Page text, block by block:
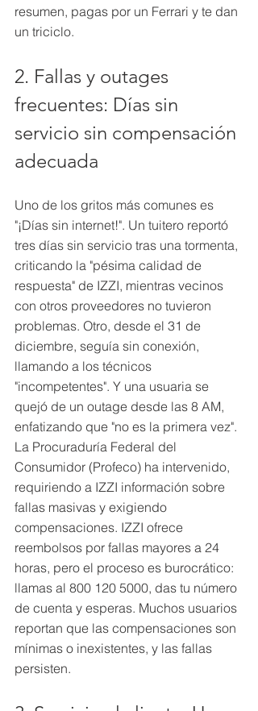
resumen, pagas por un Ferrari y te dan
un triciclo.
2. Fallas y outages
frecuentes: Días sin
servicio sin compensación
adecuada
Uno de los gritos más comunes es
"¡Días sin internet!". Un tuitero reportó
tres días sin servicio tras una tormenta,
criticando la "pésima calidad de
respuesta" de IZZI, mientras vecinos
con otros proveedores no tuvieron
problemas. Otro, desde el 31 de
diciembre, seguía sin conexión,
llamando a los técnicos
"incompetentes". Y una usuaria se
quejó de un outage desde las 8 AM,
enfatizando que "no es la primera vez".
La Procuraduría Federal del
Consumidor (Profeco) ha intervenido,
requiriendo a IZZI información sobre
fallas masivas y exigiendo
compensaciones. IZZI ofrece
reembolsos por fallas mayores a 24
horas, pero el proceso es burocrático:
llamas al 800 120 5000, das tu número
de cuenta y esperas. Muchos usuarios
reportan que las compensaciones son
mínimas o inexistentes, y las fallas
persisten.